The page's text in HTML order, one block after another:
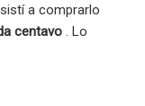
a comprarlo
centavo . Lo